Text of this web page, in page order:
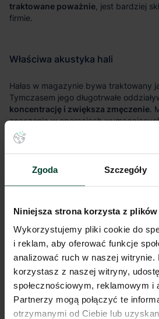
Zgoda Szczegóły
Niniejsza strona korzysta z
Wykorzystujemy pliki cookie do
i reklam, aby oferować funkcje
analizować ruch w naszej witrynie.
korzystasz z naszej witryny,
społecznościowym, reklamowym i
Partnerzy mogą połączyć te
otrzymanymi od Ciebie lub
traktowane poważnie
koncentrację i zwiększa zmęczenie
ograniczać hałas